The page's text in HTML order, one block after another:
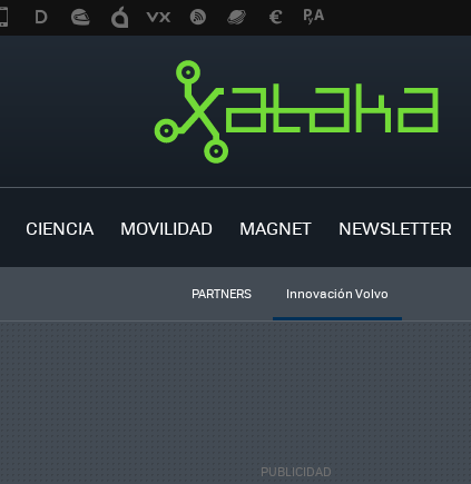
CIENCIA MOVILIDAD MAGNET NEWSLETTER
PARTNERS Innovación Volvo